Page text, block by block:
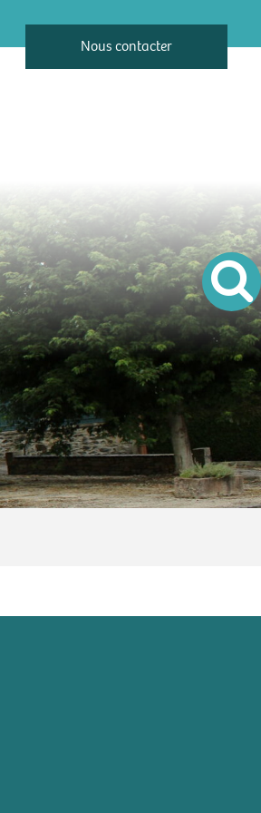
Nous contacter